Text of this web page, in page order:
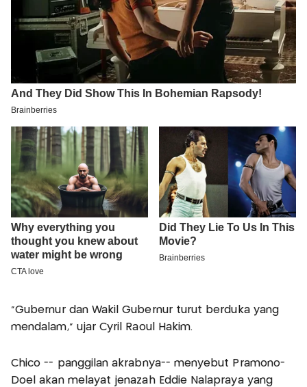
"Gubernur dan Wakil Gubernur turut berduka yang
mendalam," ujar Cyril Raoul Hakim.
Chico -- panggilan akrabnya-- menyebut Pramono-
Doel akan melayat jenazah Eddie Nalapraya yang